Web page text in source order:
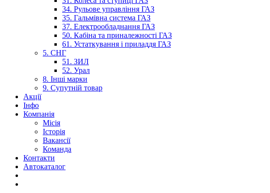
34. Рульове управління ГАЗ
35. Гальмівна система ГАЗ
37. Електрообладнання ГАЗ
50. Кабіна та приналежності ГАЗ
61. Устаткування і приладдя ГАЗ
5. СНГ
51. ЗИЛ
52. Урал
8. Інші марки
9. Супутній товар
Акції
Інфо
Компанія
Місія
Історія
Вакансії
Команда
Контакти
Автокаталог